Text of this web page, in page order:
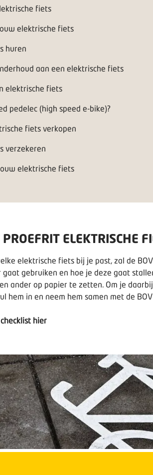
fiets
elektrische fiets
huren
aan een elektrische fiets
elektrische fiets
pedelec (high speed e-bike)?
fiets verkopen
verzekeren
elektrische fiets
PROEFRIT ELEKTRISCHE
elektrische fiets bij je past, zal de
gaat gebruiken en hoe je deze gaat
ander op papier te zetten. Om je
hem in en neem hem samen met de
hier